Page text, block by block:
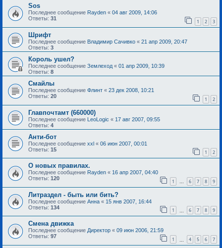
Sоs
Последнее сообщение Rayden « 04 авг 2009, 14:06
Ответы: 31 1 2 3
Шрифт
Последнее сообщение Владимир Сачивко « 21 апр 2009, 20:47
Ответы: 3
Король ушел?
Последнее сообщение Землеход « 01 апр 2009, 10:39
Ответы: 8
Смайлы
Последнее сообщение Флинт « 23 дек 2008, 10:21
Ответы: 20 1 2
Главпочтамт (660000)
Последнее сообщение LeoLogic « 17 авг 2007, 09:55
Ответы: 4
Анти-бот
Последнее сообщение xxl « 06 июн 2007, 00:01
Ответы: 15 1 2
О новых правилах.
Последнее сообщение Rayden « 16 апр 2007, 04:40
Ответы: 120 1 … 6 7 8 9
Литраздел - быть или бить?
Последнее сообщение Анна « 15 янв 2007, 16:44
Ответы: 134 1 6 7 8 9
Смена движка
Последнее сообщение Директор « 09 июн 2006, 21:59
Ответы: 97 1 4 5 6 7